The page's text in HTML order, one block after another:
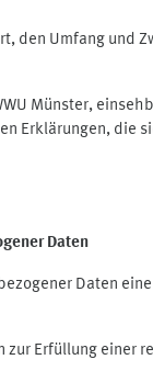
den Umfang und
Münster,
Erklärungen, die
Daten
Daten
Erfüllung einer